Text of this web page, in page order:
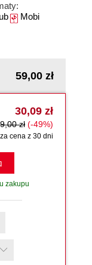
Mobi
59,00 zł
30,09 zł
zł (-49%)
cena z 30 dni
zakupu